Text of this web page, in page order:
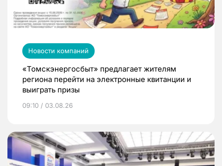
Новости компаний
«Томскэнергосбыт» предлагает жителям
региона перейти на электронные квитанции и
выиграть призы
09:10 / 03.08.26